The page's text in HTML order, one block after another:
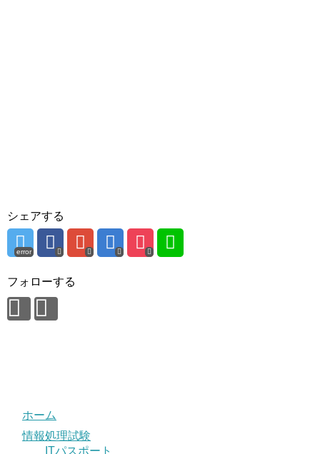
シェアする
error
フォローする
ホーム
情報処理試験
ITパスポート